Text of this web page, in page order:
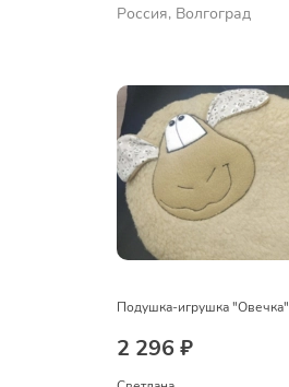
Россия, Волгоград
Подушка-игрушка "Овечка"
2 296 ₽